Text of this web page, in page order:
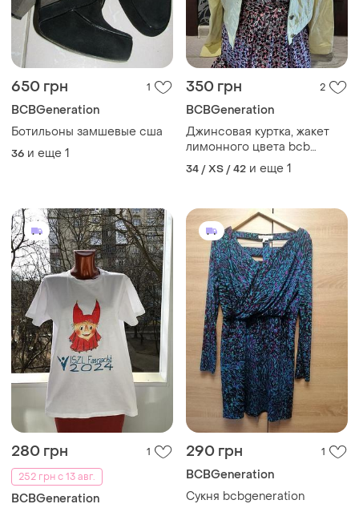
650 грн 1
BCBGeneration
Ботильоны замшевые сша
36 и еще 1
350 грн 2
BCBGeneration
Джинсовая куртка, жакет
лимонного цвета bcb
generation 42-44
34 / XS / 42 и еще 1
280 грн
1
252 грн с 13 авг.
BCBGeneration
290 грн 1
BCBGeneration
Сукня bcbgeneration